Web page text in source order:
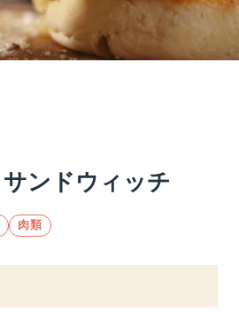
ンドウィッチ
肉類